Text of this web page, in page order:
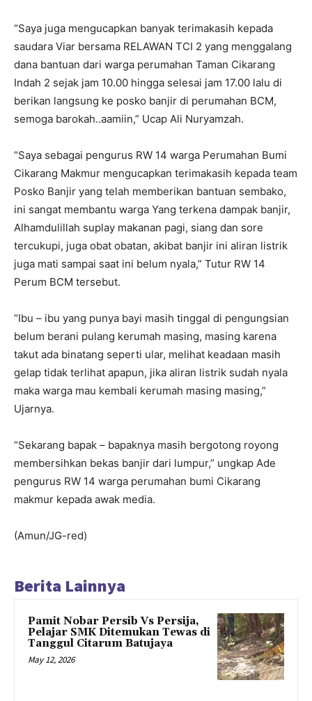
“Saya juga mengucapkan banyak terimakasih kepada
saudara Viar bersama RELAWAN TCI 2 yang menggalang
dana bantuan dari warga perumahan Taman Cikarang
Indah 2 sejak jam 10.00 hingga selesai jam 17.00 lalu di
berikan langsung ke posko banjir di perumahan BCM,
semoga barokah..aamiin,” Ucap Ali Nuryamzah.
“Saya sebagai pengurus RW 14 warga Perumahan Bumi
Cikarang Makmur mengucapkan terimakasih kepada team
Posko Banjir yang telah memberikan bantuan sembako,
ini sangat membantu warga Yang terkena dampak banjir,
Alhamdulillah suplay makanan pagi, siang dan sore
tercukupi, juga obat obatan, akibat banjir ini aliran listrik
juga mati sampai saat ini belum nyala,” Tutur RW 14
Perum BCM tersebut.
“Ibu – ibu yang punya bayi masih tinggal di pengungsian
belum berani pulang kerumah masing, masing karena
takut ada binatang seperti ular, melihat keadaan masih
gelap tidak terlihat apapun, jika aliran listrik sudah nyala
maka warga mau kembali kerumah masing masing,”
Ujarnya.
“Sekarang bapak – bapaknya masih bergotong royong
membersihkan bekas banjir dari lumpur,” ungkap Ade
pengurus RW 14 warga perumahan bumi Cikarang
makmur kepada awak media.
(Amun/JG-red)
Berita Lainnya
Pamit Nobar Persib Vs Persija,
Pelajar SMK Ditemukan Tewas di
Tanggul Citarum Batujaya
May 12, 2026